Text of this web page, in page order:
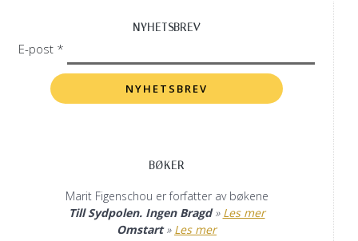
NYHETSBREV
E-post *
BØKER
Marit Figenschou er forfatter av bøkene
Till Sydpolen. Ingen Bragd» Les mer
Omstart» Les mer